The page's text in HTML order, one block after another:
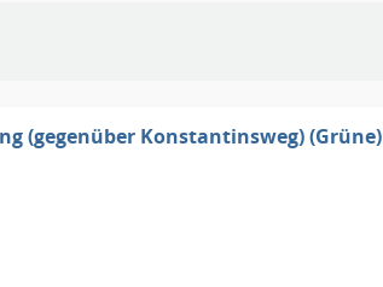
(gegenüber Konstantinsweg) (Grüne)